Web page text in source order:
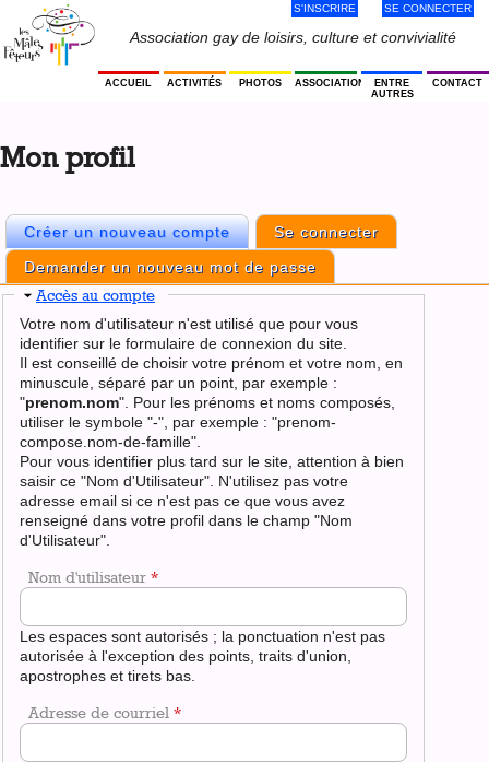
navigation
Association gay de loisirs, culture et convivialité
Menu
Utilisateur
S'INSCRIRE SE CONNECTER
ACCUEIL ACTIVITÉS PHOTOS ASSOCIATION
ENTRE
AUTRES
CONTACT
top
Mon profil
Onglets
principaux
Créer un nouveau compte(onglet actif)
Se connecter
Demander un nouveau mot de passe
Masquer
Accès au compte
Votre nom d'utilisateur n'est utilisé que pour vous
identifier sur le formulaire de connexion du site.
Il est conseillé de choisir votre prénom et votre nom, en
minuscule, séparé par un point, par exemple :
"prenom.nom". Pour les prénoms et noms composés,
utiliser le symbole "-", par exemple : "prenom-
compose.nom-de-famille".
Pour vous identifier plus tard sur le site, attention à bien
saisir ce "Nom d'Utilisateur". N'utilisez pas votre
adresse email si ce n'est pas ce que vous avez
renseigné dans votre profil dans le champ "Nom
d'Utilisateur".
Nom d'utilisateur *
Les espaces sont autorisés ; la ponctuation n'est pas
autorisée à l'exception des points, traits d'union,
apostrophes et tirets bas.
Adresse de courriel *